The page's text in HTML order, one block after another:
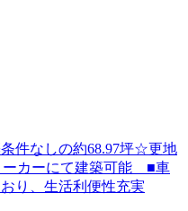
件なしの約68.97坪☆更地
カーにて建築可能 ■車
り、生活利便性充実